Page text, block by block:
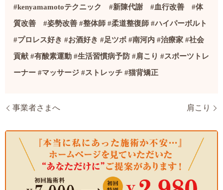
#kenyamamotoテクニック#新陳代謝#血行改善#体
質改善#姿勢改善 #整体師 #柔道整復師 #ハイパーボルト
#プロレス好き #お酒好き #足ツボ #南河内 #治療家 #社会
貢献 #有酸素運動 #生活習慣病予防 #肩こり #スポーツトレ
ーナー #マッサージ #ストレッチ #猫背矯正
事業者さまへ 肩こり